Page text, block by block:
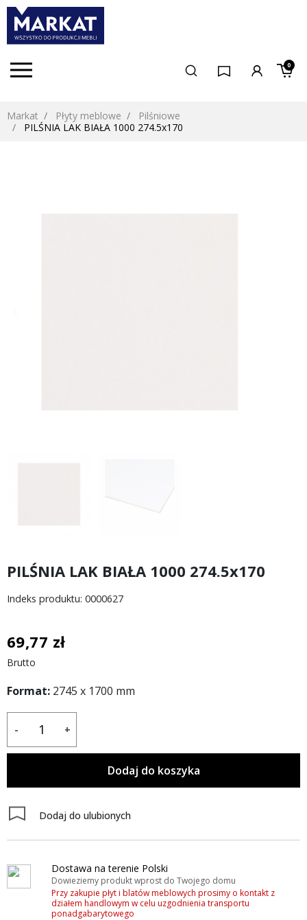
0
Markat Płyty meblowe
Pilśniowe
PILŚNIA LAK BIAŁA 1000 274.5x170
PILŚNIA LAK BIAŁA 1000 274.5x170
Indeks produktu: 0000627
69,77 zł
Brutto
Format: 2745 x 1700 mm
- +
Dodaj do koszyka
Dodaj do ulubionych
Dostawa na terenie Polski
Dowieziemy produkt wprost do Twojego domu
Przy zakupie płyt i blatów meblowych prosimy o kontakt z
działem handlowym w celu uzgodnienia transportu
ponadgabarytowego